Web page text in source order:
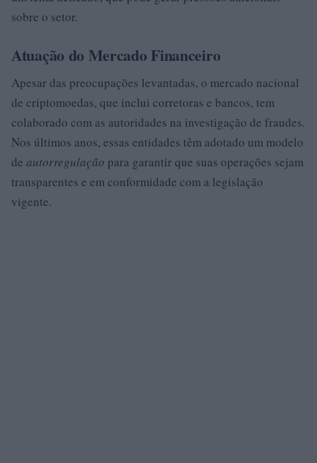
sobre o setor.
Atuação do Mercado Financeiro
Apesar das preocupações levantadas, o mercado nacional
de criptomoedas, que inclui corretoras e bancos, tem
colaborado com as autoridades na investigação de fraudes.
Nos últimos anos, essas entidades têm adotado um modelo
de autorregulação para garantir que suas operações sejam
transparentes e em conformidade com a legislação
vigente.